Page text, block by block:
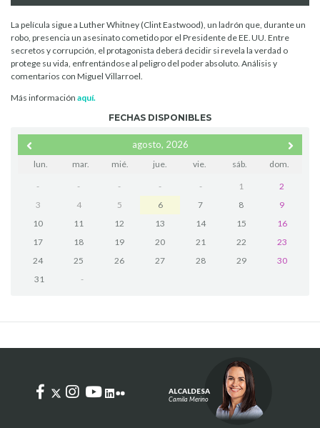
La película sigue a Luther Whitney (Clint Eastwood), un ladrón que, durante un
robo, presencia un asesinato cometido por el Presidente de EE. UU. Entre
secretos y corrupción, el protagonista deberá decidir si revela la verdad o
protege su vida, enfrentándose al peligro del poder absoluto. Análisis y
comentarios con Miguel Villarroel.
Más información aquí.
FECHAS DISPONIBLES
agosto, 2026
lun. mar. mié. jue. vie. sáb. dom.
- - - - - 1
2
3
4 5 6 7 8
9
10
11 12 13 14 15
16
17
18 19 20 21 22
23
24
25 26 27 28 29
30
31
-
ALCALDESA
Camila Merino